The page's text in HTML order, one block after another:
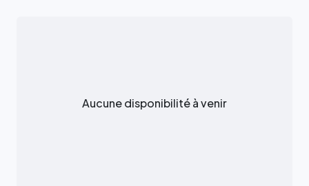
Aucune disponibilité à venir